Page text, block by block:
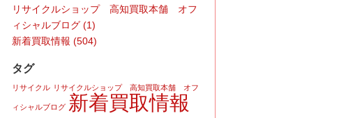
リサイクルショップ 高知買取本舗 オフ
ィシャルブログ (1)
新着買取情報 (504)
タグ
リサイクル リサイクルショップ 高知買取本舗 オフ
ィシャルブログ 新着買取情報